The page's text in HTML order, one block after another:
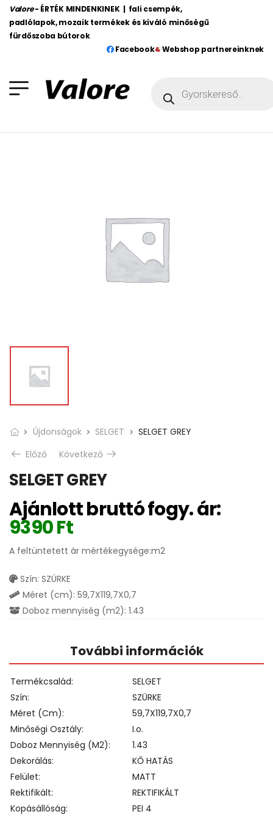
Valore - ÉRTÉK MINDENKINEK | fali csempék,
padlólapok, mozaik termékek és kiváló minőségű
fürdőszoba bútorok
Facebook
Webshop partnereinknek
Újdonságok SELGET
SELGET GREY
Előző
Következő
SELGET GREY
Ajánlott bruttó fogy. ár:
9390Ft
A feltüntetett ár mértékegysége:m2
Szín: SZÜRKE
Méret (cm): 59,7X119,7X0,7
Doboz mennyiség (m2): 1.43
További információk
Termékcsalád
SELGET
Szín
SZÜRKE
Méret (cm)
59,7X119,7X0,7
Minőségi Osztály
I.o.
Doboz Mennyiség (m2)
1.43
Dekorálás
KŐ HATÁS
Felület
MATT
Rektifikált
REKTIFIKÁLT
Kopásállóság
PEI 4